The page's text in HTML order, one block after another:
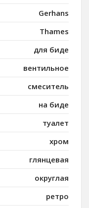
Gerhans
Thames
для биде
вентильное
смеситель
на биде
туалет
хром
глянцевая
округлая
ретро